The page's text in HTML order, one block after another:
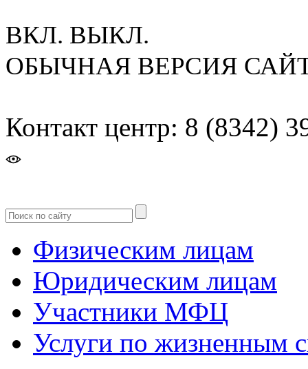
ВКЛ. ВЫКЛ.
ОБЫЧНАЯ ВЕРСИЯ
Контакт центр: 8 (8342)
Физическим лицам
Юридическим лицам
Участники МФЦ
Услуги по жизненным